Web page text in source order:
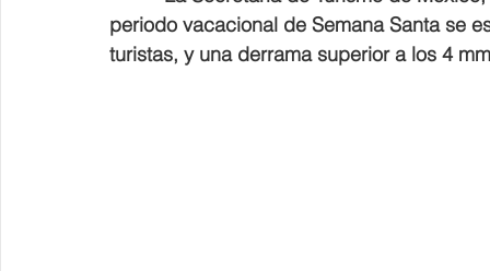
periodo vacacional de Semana Santa se
turistas, y una derrama superior a los 4